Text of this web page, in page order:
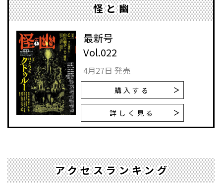
怪と幽
最新号
Vol.022
4月27日 発売
購入する
詳しく見る
アクセスランキング